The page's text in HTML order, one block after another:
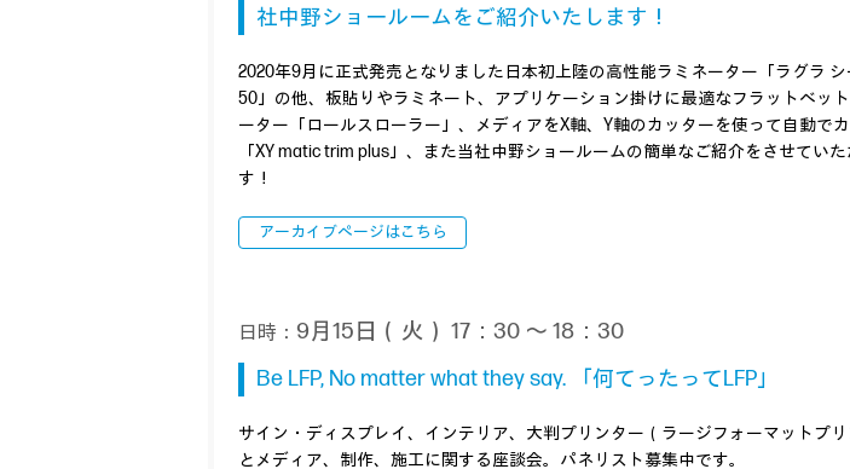
社中野ショールームをご紹介いたします！
2020年9月に正式発売となりました日本初上陸の高性能ラミネーター「ラグラ シ
50」の他、板貼りやラミネート、アプリケーション掛けに最適なフラットベッ
ーター「ロールスローラー」、メディアをX軸、Y軸のカッターを使って自動で
「XY matic trim plus」、また当社中野ショールームの簡単なご紹介をさせていた
す！
アーカイブページはこちら
日時： 9月15日（火） 17：30 ～ 18：30
Be LFP, No matter what they say. 「何てったってLFP」
サイン・ディスプレイ、インテリア、大判プリンター（ラージフォーマットプリ
とメディア、制作、施工に関する座談会。パネリスト募集中です。